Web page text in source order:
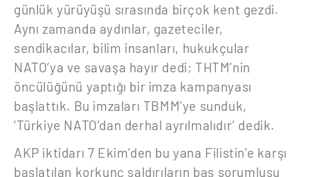
günlük yürüyüşü sırasında birçok kent gezdi.
Aynı zamanda aydınlar, gazeteciler,
sendikacılar, bilim insanları, hukukçular
NATO’ya ve savaşa hayır dedi; THTM’nin
öncülüğünü yaptığı bir imza kampanyası
başlattık. Bu imzaları TBMM’ye sunduk,
‘Türkiye NATO’dan derhal ayrılmalıdır’ dedik.
AKP iktidarı 7 Ekim’den bu yana Filistin’e karşı
başlatılan korkunç saldırıların baş sorumlusu